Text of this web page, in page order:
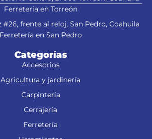
Ferretería en Torreón
#26, frente al reloj. San Pedro, Coahuila
Ferretería en San Pedro
Categorías
Accesorios
Agricultura y jardinería
Carpintería
Cerrajería
Ferretería